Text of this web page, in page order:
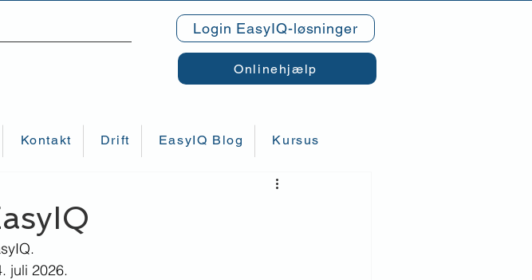
Login EasyIQ-løsninger
Onlinehjælp
Kontakt Drift EasyIQ Blog Kursus
juli 2026.